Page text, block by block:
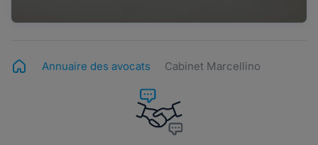
Annuaire des avocats Cabinet Marcellino